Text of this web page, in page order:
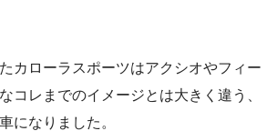
カローラスポーツはアクシオやフィー
コレまでのイメージとは大きく違う、
になりました。